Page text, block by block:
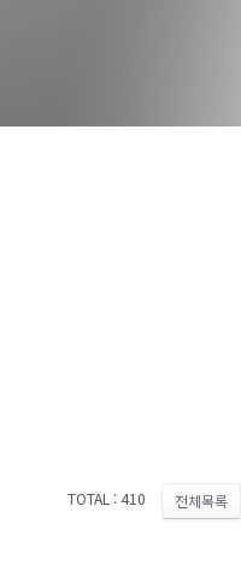
TOTAL : 410 전체목록